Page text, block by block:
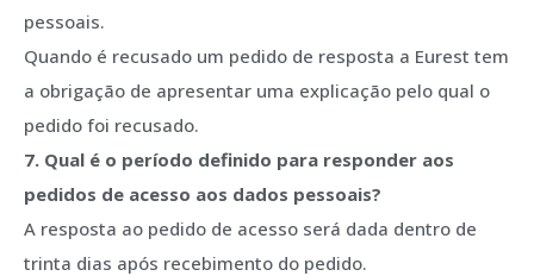
pessoais.
Quando é recusado um pedido de resposta a Eurest tem
a obrigação de apresentar uma explicação pelo qual o
pedido foi recusado.
7. Qual é o período definido para responder aos
pedidos de acesso aos dados pessoais?
A resposta ao pedido de acesso será dada dentro de
trinta dias após recebimento do pedido.